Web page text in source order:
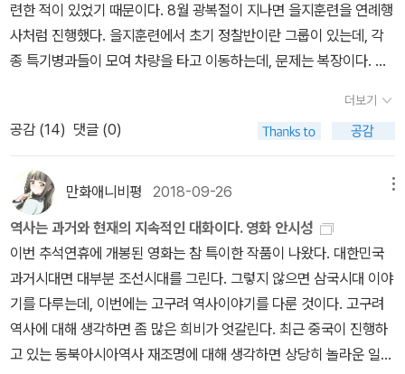
련한 적이 있었기 때문이다. 8월 광복절이 지나면 을지훈련을 연례행
사처럼 진행했다. 을지훈련에서 초기 정찰반이란 그룹이 있는데, 각
종 특기병과들이 모여 차량을 타고 이동하는데, 문제는 복장이다. 더
리는 화생방보호의를 착용하고 돌아다닌 기억이 나기 때문이다. 이때
같이 있던 특기병과 중에 E.O.D 처리반이 있었다. 폭발물 해체 전문
그룹, 내가 복무하던 곳은 공군비행장이었다. 국내 공군비행장 중 반
정도는 민간공항과 같이 운영되는 경우가 많다. 폭발물 처리는 실제
전시 상황이 아니더라도 테러나 비상상태에서도 운영하는 조직이다.
영화 <백두산>에서 E.O.D 처리반이 등장은 곧 폭발물을 제거하는
팀을 등장하니, 백두산의 화산 폭발을 제어해야 하는 팀도 E.O.D 처
리반이어야 한다는 설정도 나름 설득력이 있다. 영화 <백두산>에서
백두산의 존재란 우리에게 무엇일까? 영화에서 백두산은 단순히 화
산활동을 그동안 하지 않던 휴화산이 다시 활화산으로 변동하면서 일
어나는 사건들을 다룬다. 지금도 백두산 지하부에 마그마가 존재하
더보기
공감 (14) 댓글 (0)
만화애니비평 2018-09-26
역사는 과거와 현재의 지속적인 대화이다. 영화 안시성
이번 추석연휴에 개봉된 영화는 참 특이한 작품이 나왔다. 대한민국
과거시대면 대부분 조선시대를 그린다. 그렇지 않으면 삼국시대 이야
기를 다루는데, 이번에는 고구려 역사이야기를 다룬 것이다. 고구려
역사에 대해 생각하면 좀 많은 희비가 엇갈린다. 최근 중국이 진행하
고 있는 동북아시아역사 재조명에 대해 생각하면 상당히 놀라운 일이